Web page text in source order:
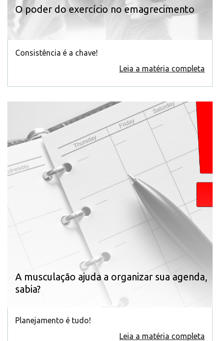
O poder do exercício no emagrecimento
Consistência é a chave!
Leia a matéria completa
A musculação ajuda a organizar sua agenda,
sabia?
Planejamento é tudo!
Leia a matéria completa